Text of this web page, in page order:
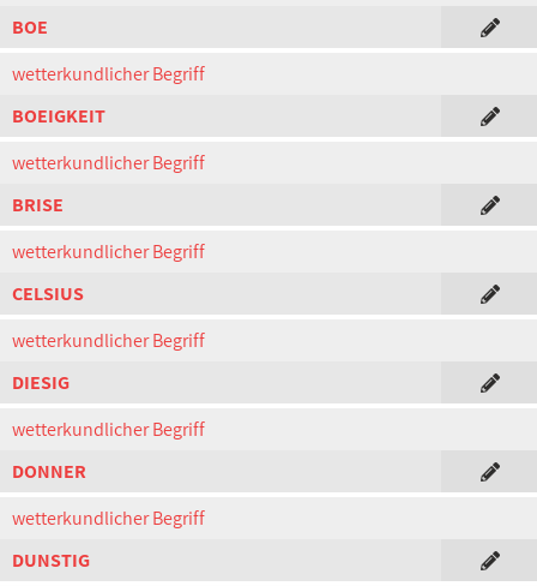
BOE
wetterkundlicher Begriff
BOEIGKEIT
wetterkundlicher Begriff
BRISE
wetterkundlicher Begriff
CELSIUS
wetterkundlicher Begriff
DIESIG
wetterkundlicher Begriff
DONNER
wetterkundlicher Begriff
DUNSTIG